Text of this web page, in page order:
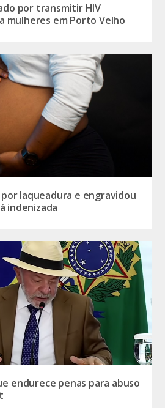
por transmitir HIV
mulheres em Porto Velho
laqueadura e engravidou
indenizada
endurece penas para abuso